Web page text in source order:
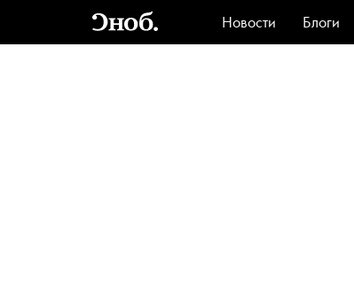
Новости Блоги
Стиль